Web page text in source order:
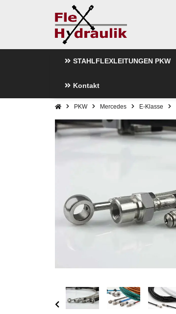
STAHLFLEXLEITUNGEN PKW
Kontakt
PKW Mercedes E-Klasse